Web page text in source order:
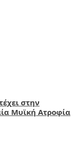
στην
Μυϊκή Ατροφία